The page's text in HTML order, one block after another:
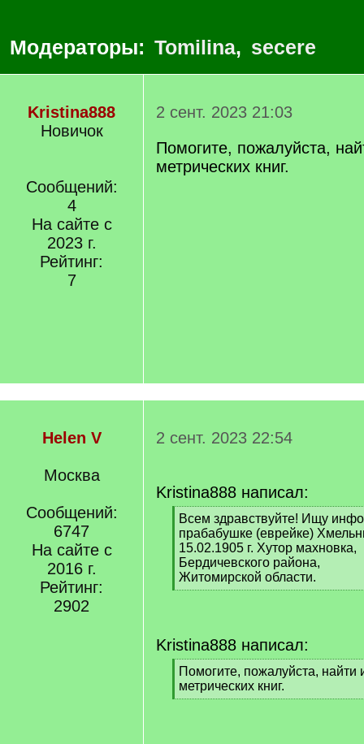
Модераторы: Tomilina, secere
Kristina888
Новичок
Сообщений:
4
На сайте с
2023 г.
Рейтинг:
7
2 сент. 2023 21:03
Помогите, пожалуйста,
метрических книг.
Helen V
Москва
Сообщений:
6747
На сайте с
2016 г.
Рейтинг:
2902
2 сент. 2023 22:54
Kristina888 написал:
[
q
]
Всем здравствуйте! Ищу
прабабушке (еврейке)
15.02.1905 г. Хутор махновка,
Бердичевского района,
Житомирской области.
[
Kristina888 написал:
[
q
]
Помогите, пожалуйста,
метрических книг.
[